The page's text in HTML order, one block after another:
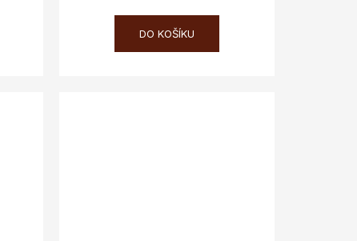
DO KOŠÍKU